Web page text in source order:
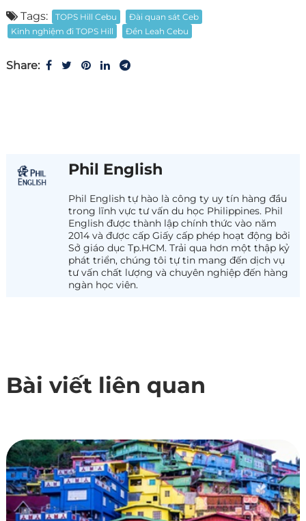
Tags: TOPS Hill Cebu
Đài quan sát Ceb
Kinh nghiệm đi TOPS Hill
Đền Leah Cebu
Share:
Phil English
Phil English tự hào là công ty uy tín hàng đầu
trong lĩnh vực tư vấn du học Philippines. Phil
English được thành lập chính thức vào năm
2014 và được cấp Giấy cấp phép hoạt động bởi
Sở giáo dục Tp.HCM. Trải qua hơn một thập kỷ
phát triển, chúng tôi tự tin mang đến dịch vụ
tư vấn chất lượng và chuyên nghiệp đến hàng
ngàn học viên.
Bài viết liên quan